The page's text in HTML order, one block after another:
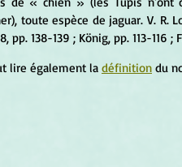
toute espèce de jaguar. V. R.
pp. 138-139 ; König, pp. 113-116 ;
lire également la définition du